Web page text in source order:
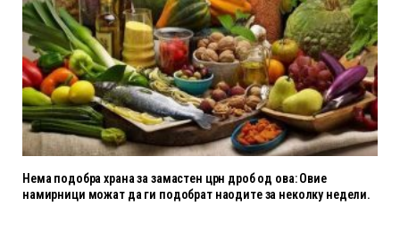
Нема подобра храна за замастен црн дроб од ова: Овие
намирници можат да ги подобрат наодите за неколку недели.